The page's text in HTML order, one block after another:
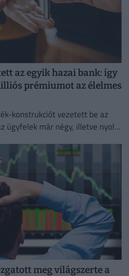
az egyik hazai bank: így
prémiumot az élelmes
konstrukciót vezetett be az
ügyfelek már négy, illetve nyolc
meg világszerte a